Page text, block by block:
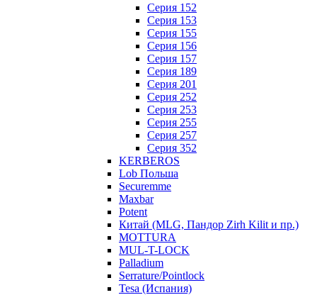
Серия 152
Серия 153
Серия 155
Серия 156
Серия 157
Серия 189
Серия 201
Серия 252
Серия 253
Серия 255
Серия 257
Серия 352
KERBEROS
Lob Польша
Securemme
Maxbar
Potent
Китай (MLG, Пандор Zirh Kilit и пр.)
MOTTURA
MUL-T-LOCK
Palladium
Serrature/Pointlock
Tesa (Испания)